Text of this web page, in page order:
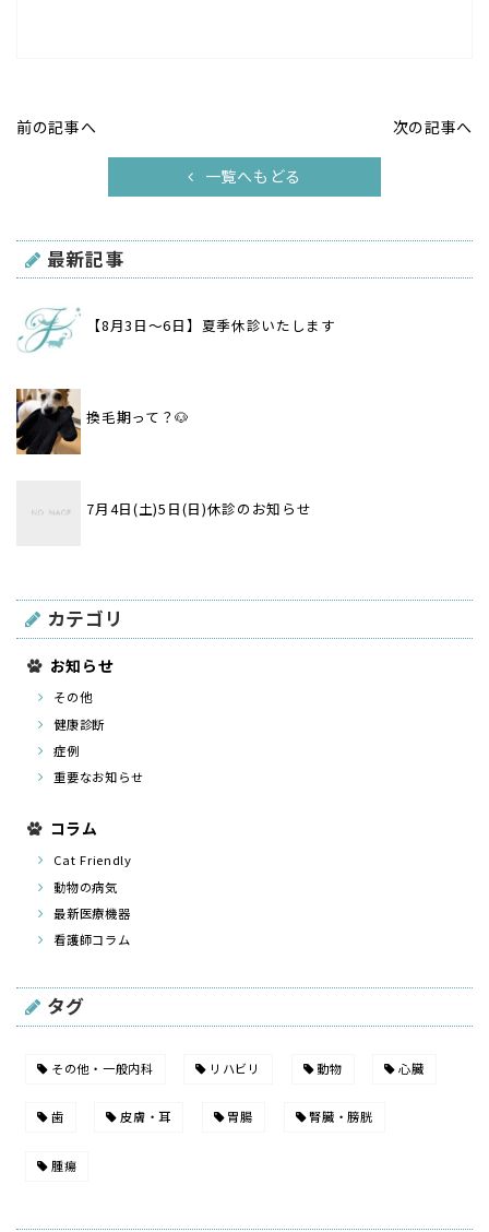
前の記事へ 次の記事へ
一覧へもどる
最新記事
【8月3日〜6日】夏季休診いたします
換毛期って？🐶
7月4日(土)5日(日)休診のお知らせ
カテゴリ
お知らせ
その他
健康診断
症例
重要なお知らせ
コラム
Cat Friendly
動物の病気
最新医療機器
看護師コラム
タグ
その他・一般内科 リハビリ 動物 心臓
歯 皮膚・耳 胃腸 腎臓・膀胱
腫瘍